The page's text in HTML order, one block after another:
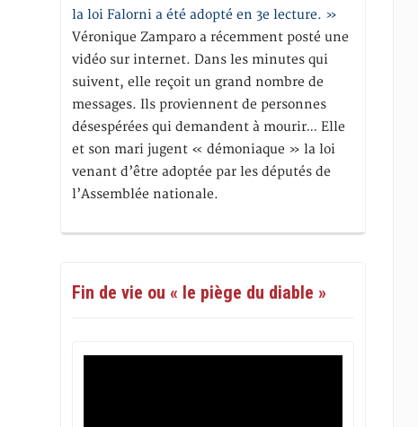
la loi Falorni a été adopté en 3e lecture. »
Véronique Zamparo a récemment posté une
vidéo sur internet. Dans les minutes qui
suivent, elle reçoit un grand nombre de
messages. Ils proviennent de personnes
désespérées qui demandent à mourir… Elle
et son mari jugent « démoniaque » la loi
venant d’être adoptée par les députés de
l’Assemblée nationale.
Fin de vie ou « le piège du diable »